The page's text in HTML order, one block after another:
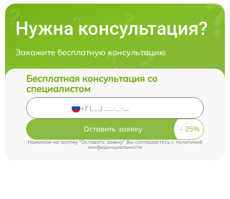
Нужна консультация?
Закажите бесплатную консультацию
Бесплатная консультация со
специалистом
Оставить заявку
Нажимая на кнопку "Оставить заявку" Вы соглашаетесь cполитикой
конфиденциальности